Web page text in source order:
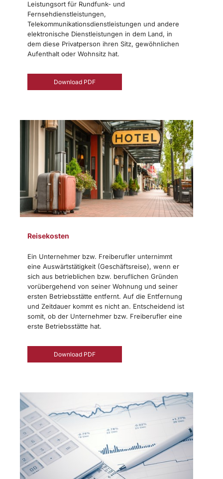
Leistungsort für Rundfunk- und
Fernsehdienstleistungen,
Telekommunikationsdienstleistungen und andere
elektronische Dienstleistungen in dem Land, in
dem diese Privatperson ihren Sitz, gewöhnlichen
Aufenthalt oder Wohnsitz hat.
Download PDF
Reisekosten
Ein Unternehmer bzw. Freiberufler unternimmt
eine Auswärtstätigkeit (Geschäftsreise), wenn er
sich aus betrieblichen bzw. beruflichen Gründen
vorübergehend von seiner Wohnung und seiner
ersten Betriebsstätte entfernt. Auf die Entfernung
und Zeitdauer kommt es nicht an. Entscheidend ist
somit, ob der Unternehmer bzw. Freiberufler eine
erste Betriebsstätte hat.
Download PDF